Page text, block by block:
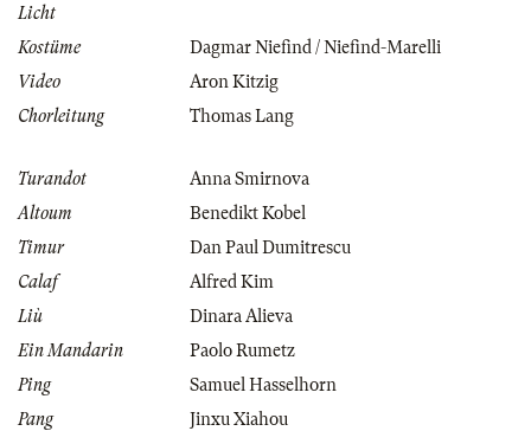
Licht
Kostüme
Dagmar Niefind / Niefind-Marelli
Video
Aron Kitzig
Chorleitung
Thomas Lang
Turandot
Anna Smirnova
Altoum
Benedikt Kobel
Timur
Dan Paul Dumitrescu
Calaf
Alfred Kim
Liù
Dinara Alieva
Ein Mandarin
Paolo Rumetz
Ping
Samuel Hasselhorn
Pang
Jinxu Xiahou